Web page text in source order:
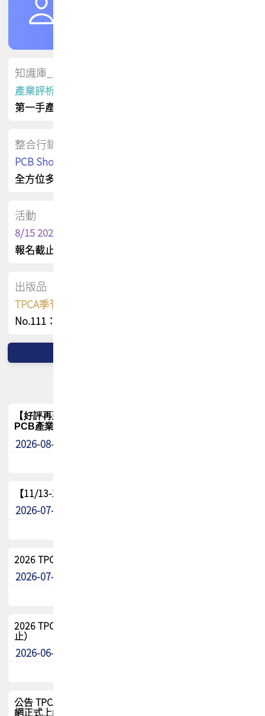
知識庫_會員專屬
產業評析報告
第一手產業資訊
整合行銷
PCB Shop 採購指南
全方位多元曝光方案
活動
8/15 2026 TPCA健康盃保齡球聯誼賽
報名截止日 : 8/3 活動日期 : 8/15
出版品
TPCA季刊 FREE 線上版
No.111：PCB全球風險布局與韌性
【好評再延長】PCB GPT 全面開放體驗延長到8月!!
PCB產業專屬 AI 知識平台
2026-08-04
【11/13-15】2026 TPCA 百岳登頂_南橫三星
2026-07-22
2026 TPCA中南區會員問卷暨7/31交流餐敘報名
2026-07-08
2026 TPCA健康盃保齡球聯誼賽 熱烈報名中（8/3報名截
止）
2026-06-29
公告 TPCA 台灣電路板協會官網將迎來新面貌，7/1 新官
網正式上線！